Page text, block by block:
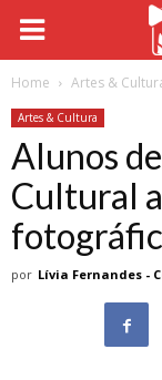
Home Artes &
Artes & Cultura
Alunos
Cultural
por Lívia Fernandes -